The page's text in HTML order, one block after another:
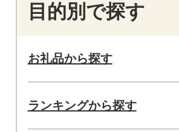
目的別で探す
お礼品から探す
ランキングから探す